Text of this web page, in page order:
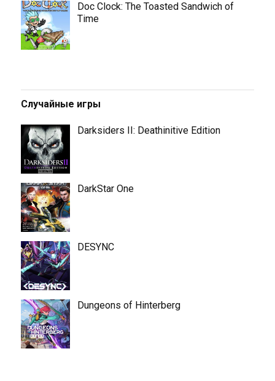
Doc Clock: The Toasted Sandwich of
Time
Случайные игры
Darksiders II: Deathinitive Edition
DarkStar One
DESYNC
Dungeons of Hinterberg